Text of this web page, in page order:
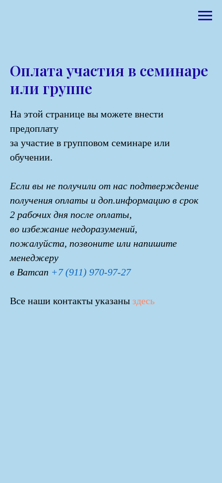
Оплата участия в семинаре
или группе
На этой странице вы можете внести
предоплату
за участие в групповом семинаре или
обучении.
Если вы не получили от нас подтверждение
получения оплаты и доп.информацию в срок
2 рабочих дня после оплаты,
во избежание недоразумений,
пожалуйста, позвоните или напишите
менеджеру
в Ватсап +7 (911) 970-97-27
Все наши контакты указаны здесь